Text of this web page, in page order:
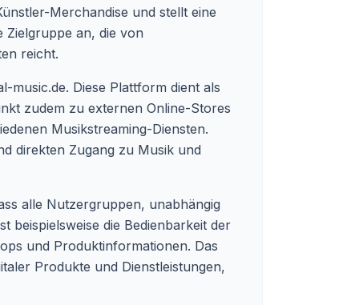
Merchandise und stellt eine
Zielgruppe an, die von
reicht.
music.de. Diese Plattform dient als
zudem zu externen Online-Stores
Musikstreaming-Diensten.
direkten Zugang zu Musik und
alle Nutzergruppen, unabhängig
beispielsweise die Bedienbarkeit der
und Produktinformationen. Das
Produkte und Dienstleistungen,